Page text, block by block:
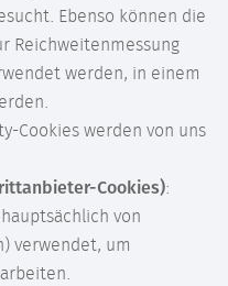
Ebenso können die
Reichweitenmessung
werden, in einem
Cookies werden von uns
Cookies):
von
verwendet, um